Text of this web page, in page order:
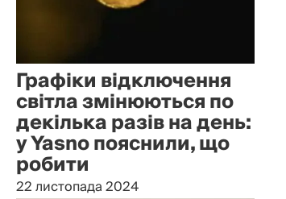
Графіки відключення
світла змінюються по
декілька разів на день:
у Yasno пояснили, що
робити
22 листопада 2024